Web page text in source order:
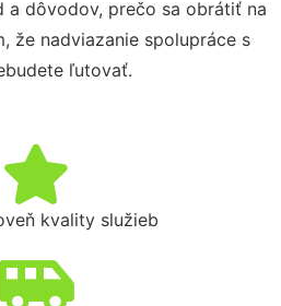
a dôvodov, prečo sa obrátiť na
že nadviazanie spolupráce s
ľutovať.
kvality služieb